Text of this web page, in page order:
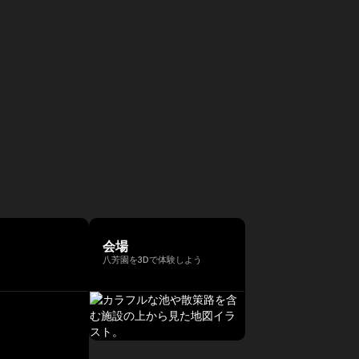
会場
八芳園を3Dで体験しよう